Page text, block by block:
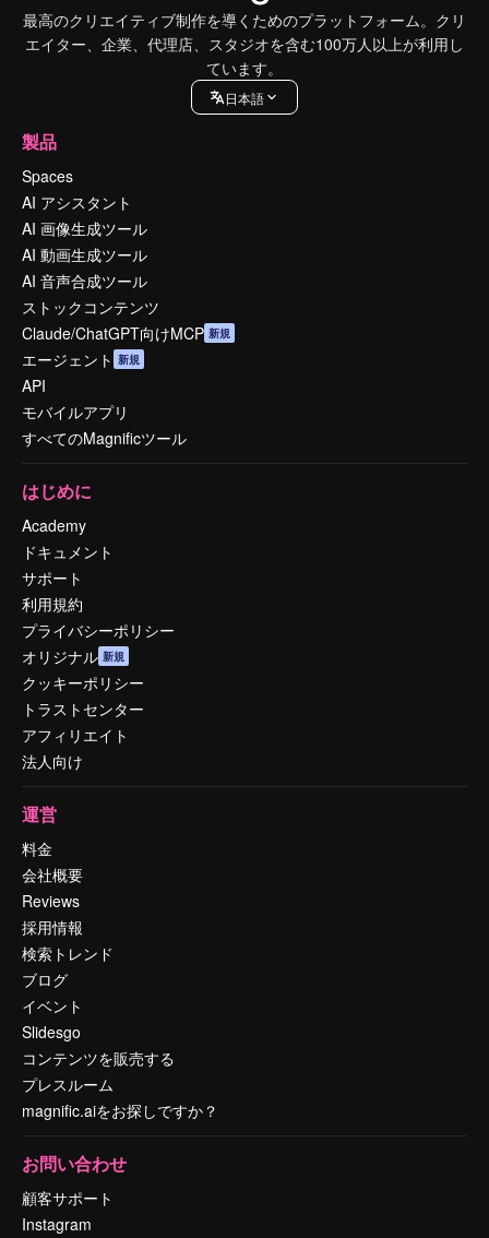
最高のクリエイティブ制作を導くためのプラットフォーム。クリ
エイター、企業、代理店、スタジオを含む100万人以上が利用し
ています。
日本語
製品
Spaces
AI アシスタント
AI 画像生成ツール
AI 動画生成ツール
AI 音声合成ツール
ストックコンテンツ
Claude/ChatGPT向けMCP 新規
エージェント 新規
API
モバイルアプリ
すべてのMagnificツール
はじめに
Academy
ドキュメント
サポート
利用規約
プライバシーポリシー
オリジナル 新規
クッキーポリシー
トラストセンター
アフィリエイト
法人向け
運営
料金
会社概要
Reviews
採用情報
検索トレンド
ブログ
イベント
Slidesgo
コンテンツを販売する
プレスルーム
magnific.aiをお探しですか？
お問い合わせ
顧客サポート
Instagram